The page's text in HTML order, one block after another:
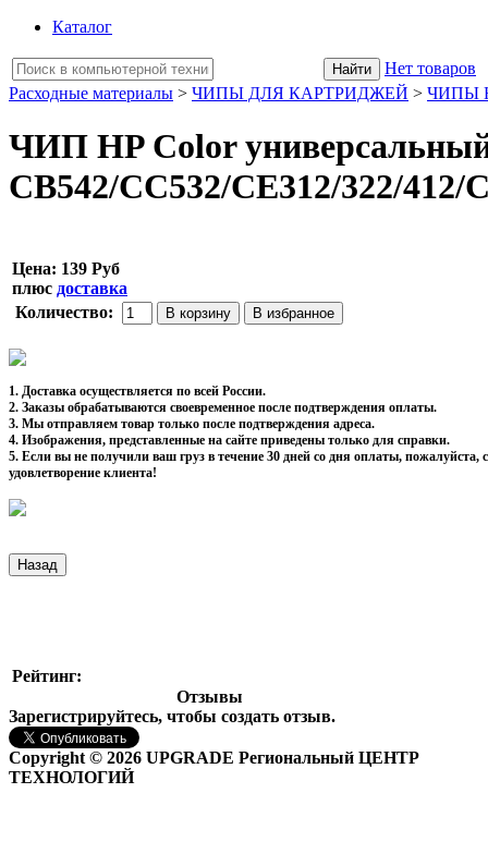
Каталог
Нет товаров
Расходные материалы > ЧИПЫ ДЛЯ КАРТРИДЖЕЙ > ЧИПЫ
ЧИП HP Color
CB542/CC532/CE312/322/412/
Цена: 139 Руб
плюс доставка
Количество:
1. Доставка осуществляется по всей России.
2. Заказы обрабатываются своевременное после подтверждения оплаты.
3. Мы отправляем товар только после подтверждения адреса.
4. Изображения, представленные на сайте приведены только для справки.
5. Если вы не получили ваш груз в течение 30 дней со дня оплаты,
удовлетворение клиента!
Рейтинг:
Отзывы
Зарегистрируйтесь, чтобы создать отзыв.
Copyright © 2026 UPGRADE Региональный ЦЕНТР
ТЕХНОЛОГИЙ